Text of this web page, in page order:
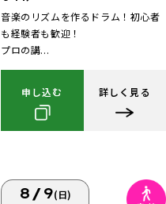
音楽のリズムを作るドラム！初心者
も経験者も歓迎！
プロの講...
申し込む 詳しく見る
8/9(日)